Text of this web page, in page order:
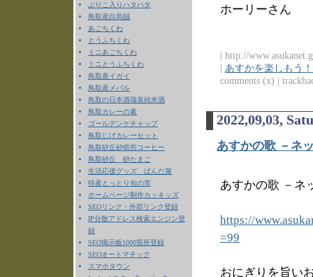
ぶりこ入りハタハタ
鳥取産白烏賊
あごちくわ
とうふちくわ
ミニあごちくわ
ミニとうふちくわ
鳥取産イガイ
鳥取産メバル
鳥取の日本酒瑞泉純米酒
鳥取カレーの素
ゴールデンケチャップ
鳥取じげカレーセット
鳥取砂丘砂焙煎コーヒー
鳥取砂丘 砂たまご
生活応援グッズ ぱんだ屋
特産とっとり旬の市
ホームページ制作カッキッズ
SEOリンク・外部リンク登録
IP分散アドレス検索エンジン登
録
SEO掲示板1000箇所登録
SEOオートマチック
スマホタウン
ホーリーさん
| http://
| あすかを楽しもう
comments (x) |
2022,09,03,
あすかの歌 －ネ
あすかの歌 －ネ
https://
=99
おにぎりを旨い